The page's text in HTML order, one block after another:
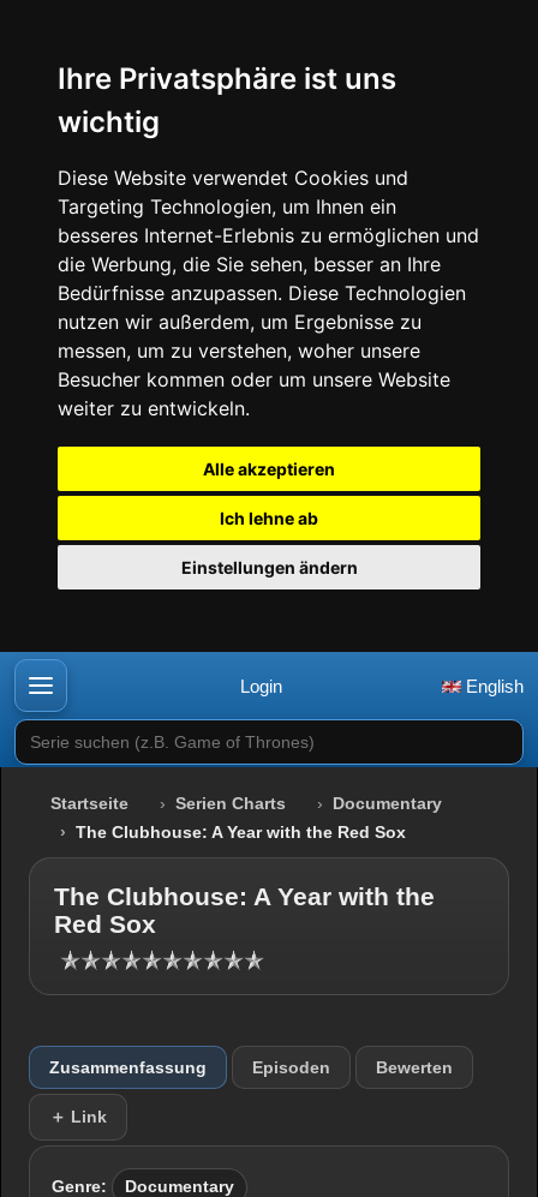
Ihre Privatsphäre ist uns
wichtig
Diese Website verwendet Cookies und
Targeting Technologien, um Ihnen ein
besseres Internet-Erlebnis zu ermöglichen und
die Werbung, die Sie sehen, besser an Ihre
Bedürfnisse anzupassen. Diese Technologien
nutzen wir außerdem, um Ergebnisse zu
messen, um zu verstehen, woher unsere
Besucher kommen oder um unsere Website
weiter zu entwickeln.
Alle akzeptieren
Ich lehne ab
Einstellungen ändern
Login English
Serie suchen (z.B. Game of Thrones)
Startseite Serien Charts
Documentary
The Clubhouse: A Year with the Red Sox
The Clubhouse: A Year with the
Red Sox
Zusammenfassung Episoden Bewerten
＋ Link
Genre: Documentary